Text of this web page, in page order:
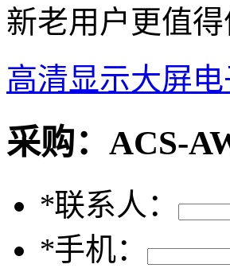
新老用户更值
高清显示大屏
采购： ACS-
*联系人：
*手机：